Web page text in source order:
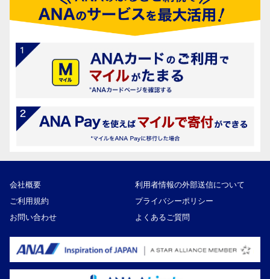
会社概要
利用者情報の外部送信について
ご利用規約
プライバシーポリシー
お問い合わせ
よくあるご質問